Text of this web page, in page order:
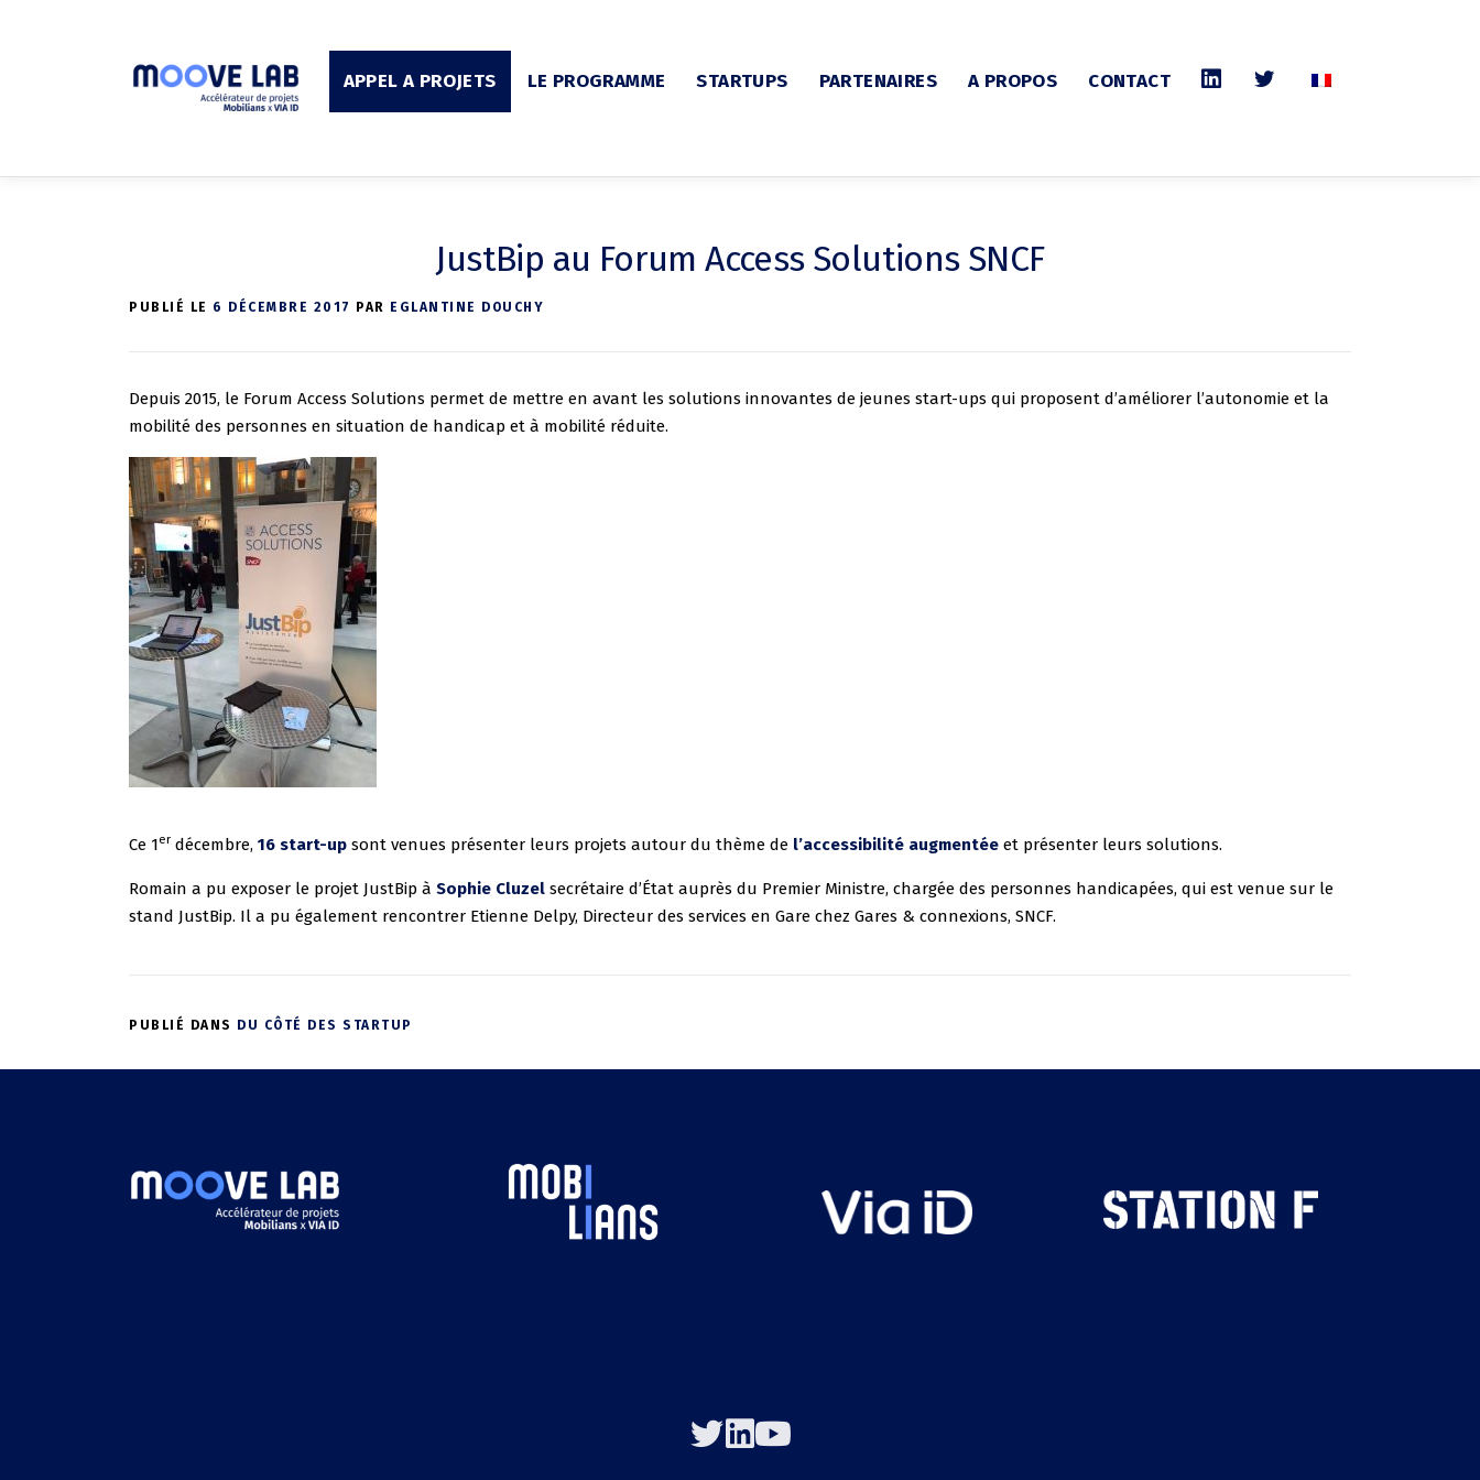
APPEL A PROJETS LE PROGRAMME STARTUPS PARTENAIRES A PROPOS CONTACT
JustBip au Forum Access Solutions SNCF
PUBLIÉ LE 6 DÉCEMBRE 2017 PAR EGLANTINE DOUCHY
Depuis 2015, le Forum Access Solutions permet de mettre en avant les solutions innovantes de jeunes start-ups qui proposent d’améliorer l’autonomie et la
mobilité des personnes en situation de handicap et à mobilité réduite.
Ce 1er décembre, 16 start-up sont venues présenter leurs projets autour du thème de l’accessibilité augmentée et présenter leurs solutions.
Romain a pu exposer le projet JustBip à Sophie Cluzel secrétaire d’État auprès du Premier Ministre, chargée des personnes handicapées, qui est venue sur le
stand JustBip. Il a pu également rencontrer Etienne Delpy, Directeur des services en Gare chez Gares & connexions, SNCF.
PUBLIÉ DANS DU CÔTÉ DES STARTUP